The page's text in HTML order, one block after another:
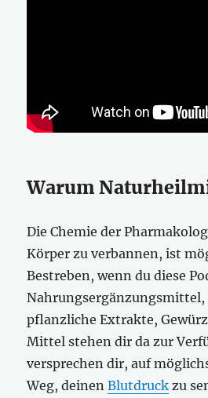
Warum
Die Chemie der
Körper zu verbannen, ist
Bestreben, wenn du diese
pflanzliche Extrakte,
Mittel stehen dir da zur
versprechen dir, auf
Weg, deinenBlutdruck zu